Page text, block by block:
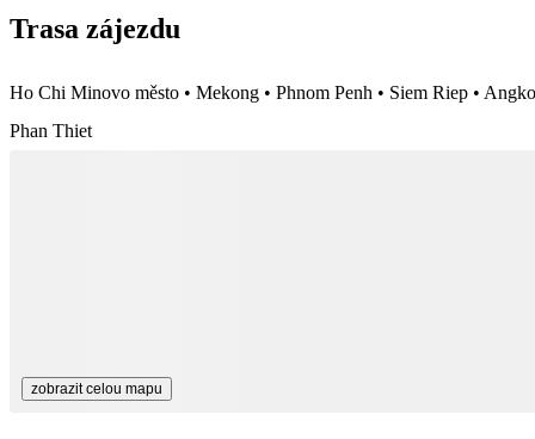
Trasa zájezdu
Ho Chi Minovo město • Mekong • Phnom Penh • Siem Riep •
Phan Thiet
zobrazit celou mapu